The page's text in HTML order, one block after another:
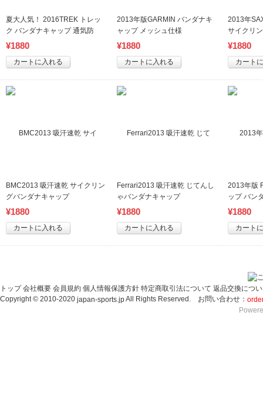
夏大人気！ 2016TREK トレッ
ク バンダナキャップ 通気防
塵 吸汗速乾
¥1880
カートに入れる
2013年版GARMIN バンダナキ
ャップ メッシュ仕様
¥1880
カートに入れる
2013年
サイクリ
¥1880
カート
BMC2013 吸汗速乾 サイクリン
グバンダナキャップ
¥1880
カートに入れる
Ferrari2013 吸汗速乾 じてんし
ゃバンダナキャップ
¥1880
カートに入れる
2013年版
ップ バン
¥1880
カート
トップ 会社概要 会員規約 個人情報保護方針 特定商取引法について 返品交換につ
Copyright © 2010-2020 japan-sports.jpAll Rights Reserved. お問い合わせ：